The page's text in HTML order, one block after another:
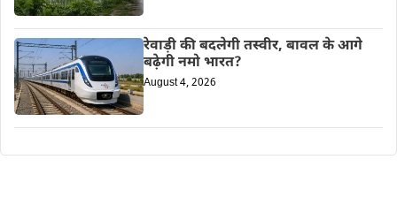
रेवाड़ी की बदलेगी तस्वीर, बावल के आगे
बढ़ेगी नमो भारत?
August 4, 2026